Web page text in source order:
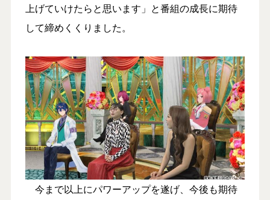
上げていけたらと思います」と番組の成長に期待
して締めくくりました。
今まで以上にパワーアップを遂げ、今後も期待